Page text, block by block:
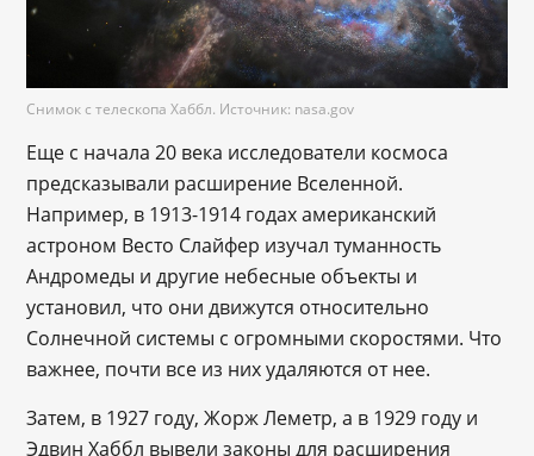
Снимок с телескопа Хаббл. Источник: nasa.gov
Еще с начала 20 века исследователи космоса
предсказывали расширение Вселенной.
Например, в 1913-1914 годах американский
астроном Весто Слайфер изучал туманность
Андромеды и другие небесные объекты и
установил, что они движутся относительно
Солнечной системы с огромными скоростями. Что
важнее, почти все из них удаляются от нее.
Затем, в 1927 году, Жорж Леметр, а в 1929 году и
Эдвин Хаббл вывели законы для расширения